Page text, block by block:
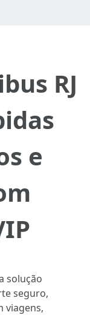
RJ
e
solução
seguro,
viagens,